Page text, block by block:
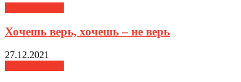
Хочешь верь, хочешь – не верь
27.12.2021